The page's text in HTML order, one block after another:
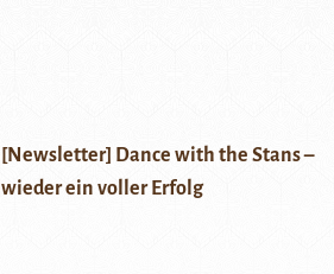
[Newsletter] Dance with the Stans –
wieder ein voller Erfolg